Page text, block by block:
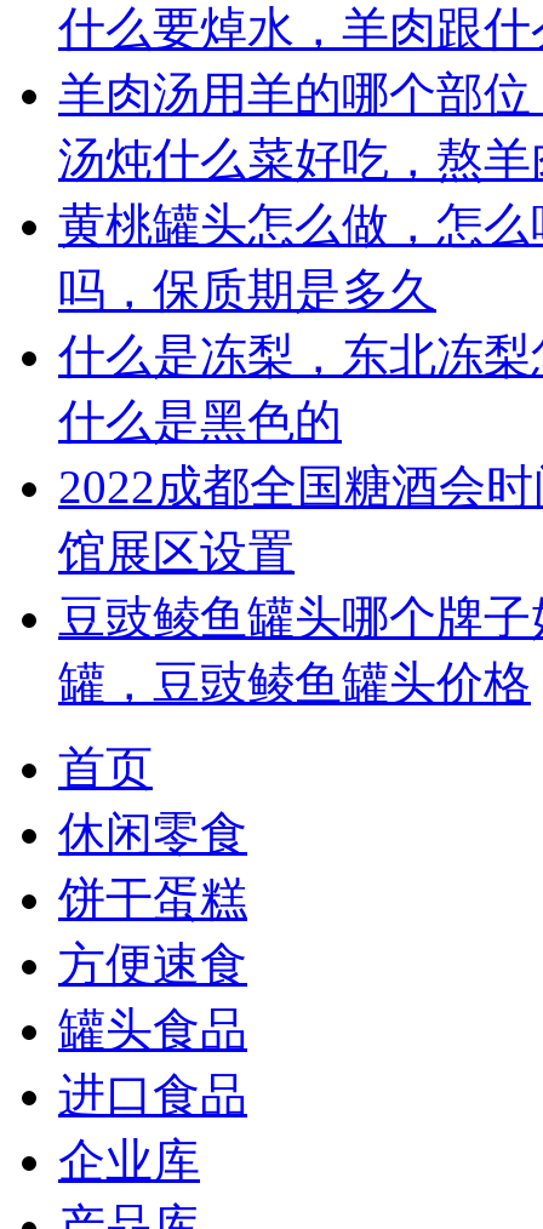
什么要焯水，羊肉跟
羊肉汤用羊的哪个部
汤炖什么菜好吃，熬
黄桃罐头怎么做，怎
吗，保质期是多久
什么是冻梨，东北冻
什么是黑色的
2022成都全国糖酒会
馆展区设置
豆豉鲮鱼罐头哪个牌
罐，豆豉鲮鱼罐头价格
首页
休闲零食
饼干蛋糕
方便速食
罐头食品
进口食品
企业库